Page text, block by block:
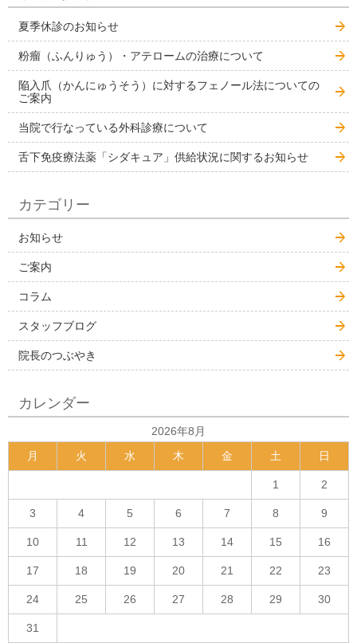
夏季休診のお知らせ
粉瘤（ふんりゅう）・アテロームの治療について
陥入爪（かんにゅうそう）に対するフェノール法についての
ご案内
当院で行なっている外科診療について
舌下免疫療法薬「シダキュア」供給状況に関するお知らせ
カテゴリー
お知らせ
ご案内
コラム
スタッフブログ
院長のつぶやき
カレンダー
2026年8月
月
火 水 木 金 土 日
1 2
3 4 5 6 7 8 9
10 11 12 13 14 15 16
17 18 19 20 21 22 23
24 25 26 27 28 29 30
31